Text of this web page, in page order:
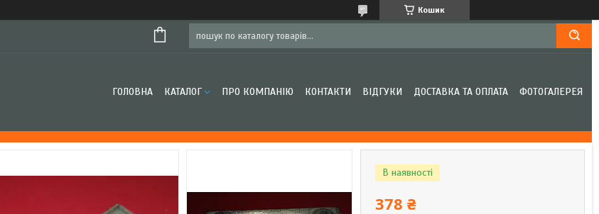
Кошик
ГОЛОВНА КАТАЛОГ ПРО КОМПАНІЮ КОНТАКТИ ВІДГУКИ ДОСТАВКА ТА ОПЛАТА ФОТОГАЛЕРЕЯ
В наявності
378 ₴